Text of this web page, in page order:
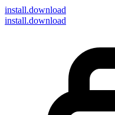
install.download
install.download